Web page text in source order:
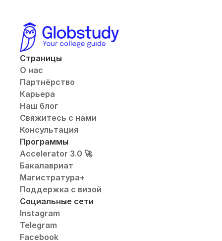
Страницы
О нас
Партнёрство
Карьера
Наш блог
Свяжитесь с нами
Консультация
Программы
Accelerator 3.0 🚀
Бакалавриат
Магистратура+
Поддержка с визой
Социальные сети
Instagram
Telegram
Facebook